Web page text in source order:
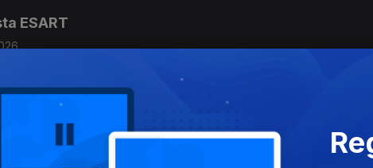
ESART
DECA
violoncelista, aluna de mestrado no DECA, Universidade de Aveiro